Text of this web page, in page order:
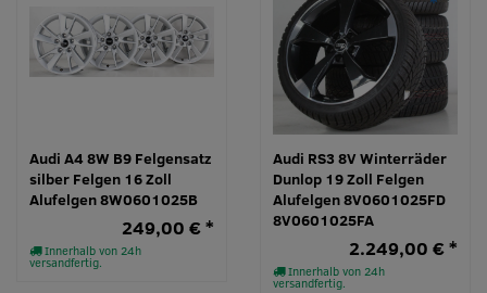
Audi A4 8W B9 Felgensatz
silber Felgen 16 Zoll
Alufelgen 8W0601025B
Innerhalb von 24h
versandfertig.
249,00 € *
Audi RS3 8V Winterräder
Dunlop 19 Zoll Felgen
Alufelgen 8V0601025FD
8V0601025FA
Innerhalb von 24h
versandfertig.
2.249,00 € *